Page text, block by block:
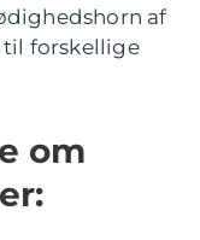
af
til forskellige
om